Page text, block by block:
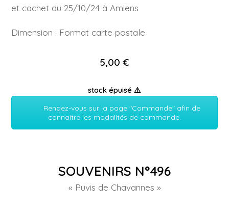
et cachet du 25/10/24 à Amiens
Dimension : Format carte postale
5,00 €
stock épuisé ⚠️
Rendez-vous sur la page "Commande" afin de
connaitre les modalités de commande.
SOUVENIRS N°496
« Puvis de Chavannes »